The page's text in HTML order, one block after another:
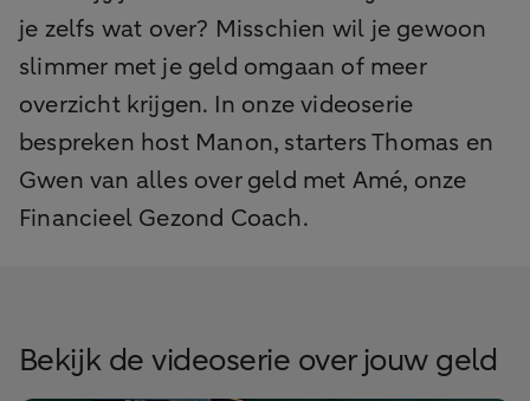
je zelfs wat over? Misschien wil je gewoon
slimmer met je geld omgaan of meer
overzicht krijgen. In onze videoserie
bespreken host Manon, starters Thomas en
Gwen van alles over geld met Amé, onze
Financieel Gezond Coach.
Bekijk de videoserie over jouw geld